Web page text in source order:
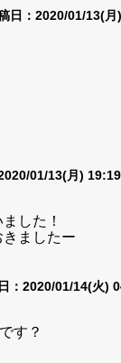
日：2020/01/13(
01/13(月)
した！
ましたー
：2020/01/14(火)
す？